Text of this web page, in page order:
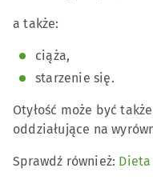
a także:
ciąża,
starzenie się.
Otyłość może być
oddziałujące na
Sprawdź również: